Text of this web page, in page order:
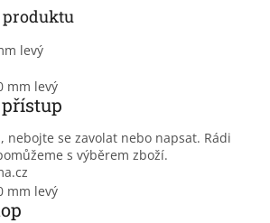
levý
nebojte se zavolat nebo napsat. Rádi
s výběrem zboží.